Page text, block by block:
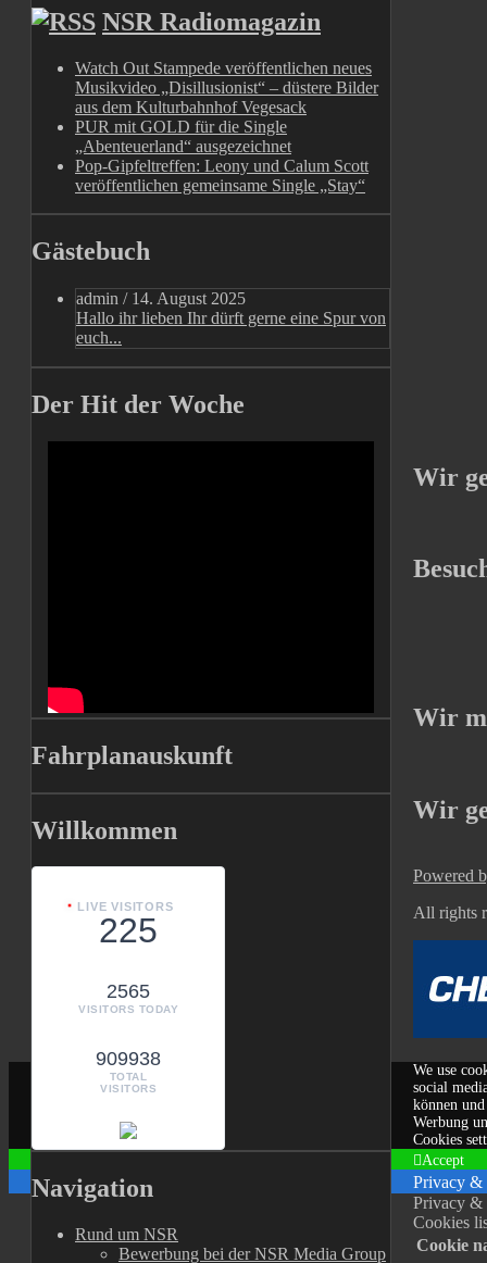
NSR Radiomagazin
Watch Out Stampede veröffentlichen neues
Musikvideo „Disillusionist“ – düstere Bilder
aus dem Kulturbahnhof Vegesack
PUR mit GOLD für die Single
„Abenteuerland“ ausgezeichnet
Pop-Gipfeltreffen: Leony und Calum Scott
veröffentlichen gemeinsame Single „Stay“
Gästebuch
admin / 14. August 2025
Hallo ihr lieben Ihr dürft gerne eine Spur von
euch...
Der Hit der Woche
Fahrplanauskunft
Willkommen
LIVE VISITORS
225
2565
VISITORS TODAY
909938
TOTAL
VISITORS
Navigation
Rund um NSR
Bewerbung bei der NSR Media Group
Wir
Wir
Wir
Powered
All rights
We use
social
können
Werbung
Cookies
Accept
Privacy &
Privacy &
Cookies
Cookie